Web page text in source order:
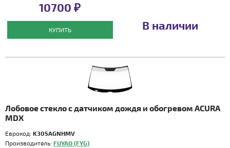
10700 ₽
КУПИТЬ В наличии
Лобовое стекло с датчиком дождя и обогревом ACURA
MDX
Еврокод: K305AGNHMV
Производитель: FUYAO (FYG)